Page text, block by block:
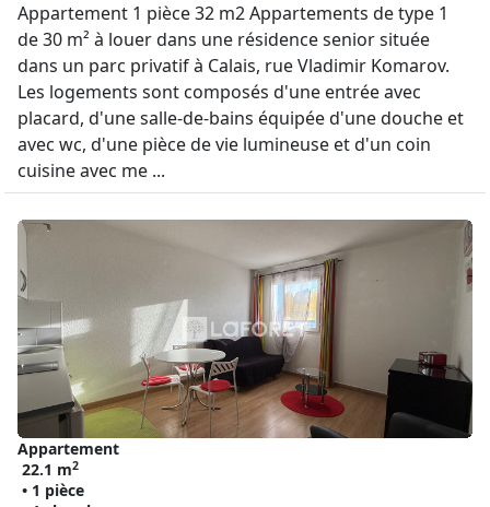
Appartement 1 pièce 32 m2 Appartements de type 1
de 30 m² à louer dans une résidence senior située
dans un parc privatif à Calais, rue Vladimir Komarov.
Les logements sont composés d'une entrée avec
placard, d'une salle-de-bains équipée d'une douche et
avec wc, d'une pièce de vie lumineuse et d'un coin
cuisine avec me ...
Appartement
22.1 m2
• 1 pièce